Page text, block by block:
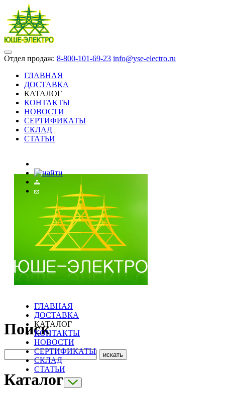
Отдел продаж: 8-800-101-69-23 info@yse-electro.ru
ГЛАВНАЯ
ДОСТАВКА
КАТАЛОГ
КОНТАКТЫ
НОВОСТИ
СЕРТИФИКАТЫ
СКЛАД
СТАТЬИ
ГЛАВНАЯ
ДОСТАВКА
КАТАЛОГ
КОНТАКТЫ
НОВОСТИ
СЕРТИФИКАТЫ
СКЛАД
СТАТЬИ
Поиск
Каталог